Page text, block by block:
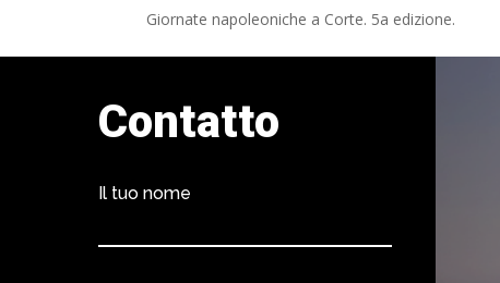
Giornate napoleoniche a Corte. 5a edizione.
Contatto
Il tuo nome